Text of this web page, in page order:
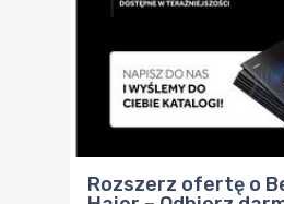
Rozszerz ofertę o